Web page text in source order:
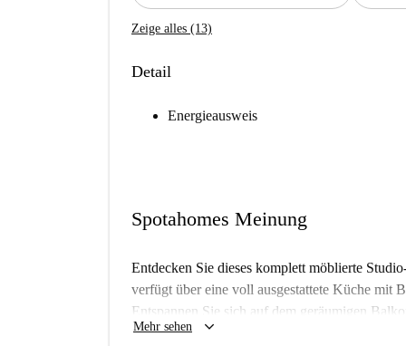
Zeige alles (13)
Detail
Energieausweis
Spotahomes Meinung
Entdecken Sie dieses komplett möblierte
verfügt über eine voll ausgestattete Küche mit
Entspannen Sie sich auf dem geräumigen
nicht gestattet. Die Miete beinhaltet alle
Mehr sehen keyboard_arrow_down